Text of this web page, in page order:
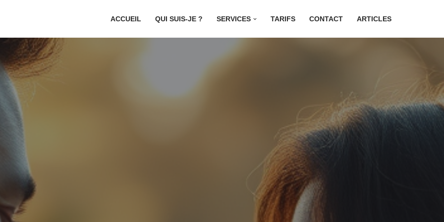
ACCUEIL QUI SUIS-JE ? SERVICES TARIFS CONTACT ARTICLES